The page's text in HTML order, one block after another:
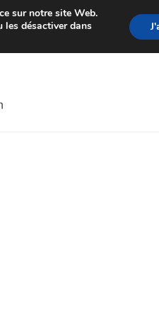
Du lundi au
sur notre site Web.
les désactiver dans